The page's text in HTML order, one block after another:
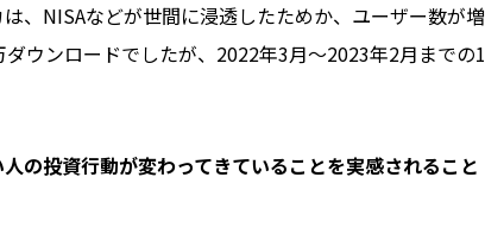
、NISAなどが世間に浸透したためか、ユーザー数が増
ウンロードでしたが、2022年3月～2023年2月までの1
の投資行動が変わってきていることを実感されること